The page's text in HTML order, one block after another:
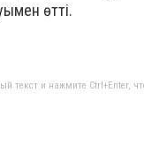
өтті.
текст и нажмите Ctrl+Enter,